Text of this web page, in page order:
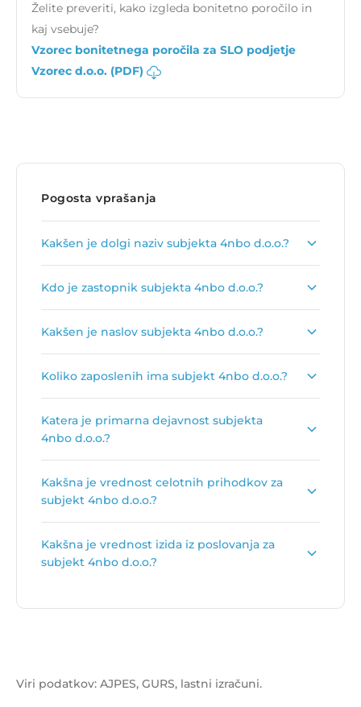
Želite preveriti, kako izgleda bonitetno poročilo in
kaj vsebuje?
Vzorec bonitetnega poročila za SLO podjetje
Vzorec d.o.o. (PDF)
Pogosta vprašanja
Kakšen je dolgi naziv subjekta 4nbo d.o.o.?
d.o.o..
Kdo je zastopnik subjekta 4nbo d.o.o.?
Kakšen je naslov subjekta 4nbo d.o.o.?
Domžale.
Koliko zaposlenih ima subjekt 4nbo d.o.o.?
Katera je primarna dejavnost subjekta
4nbo d.o.o.?
Druga nespecializirana trgovina na drobno
Kakšna je vrednost celotnih prihodkov za
subjekt 4nbo d.o.o.?
d.o.o. je17.718 €.
Kakšna je vrednost izida iz poslovanja za
subjekt 4nbo d.o.o.?
je-1.193 €.
Viri podatkov: AJPES, GURS, lastni izračuni.